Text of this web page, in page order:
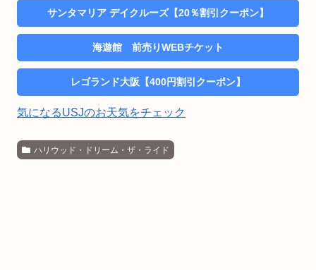
サンタマリア デイクルーズ【20％割引クーポン】
海遊館 前売りWEBチケット
レゴランド大阪【400円割引クーポン】
気になるUSJのお天気をチェック
ハリウッド・ドリーム・ザ・ライド